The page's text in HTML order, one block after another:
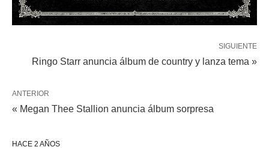
SIGUIENTE
Ringo Starr anuncia álbum de country y lanza tema »
ANTERIOR
« Megan Thee Stallion anuncia álbum sorpresa
HACE 2 AÑOS